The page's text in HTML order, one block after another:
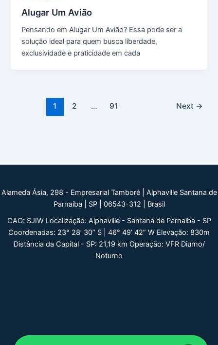
Alugar Um Avião
Pensando em Alugar Um Avião? Essa pode ser a
solução ideal para quem busca liberdade,
exclusividade e praticidade em cada
1 2 … 91 Next →
Alameda Ásia, 298 - Empresarial Tamboré | Alphaville Santana de
Parnaíba | SP | 06543-312 | Brasil
CAO: SJIW Localização: Alphaville - Santana de Parnaiba - SP
Coordenadas: 23° 28’ 30” S | 46° 49’ 42” W Elevação: 830m
Distância da Capital - SP: 21,19 km Operação: VFR Diurno/
Noturno